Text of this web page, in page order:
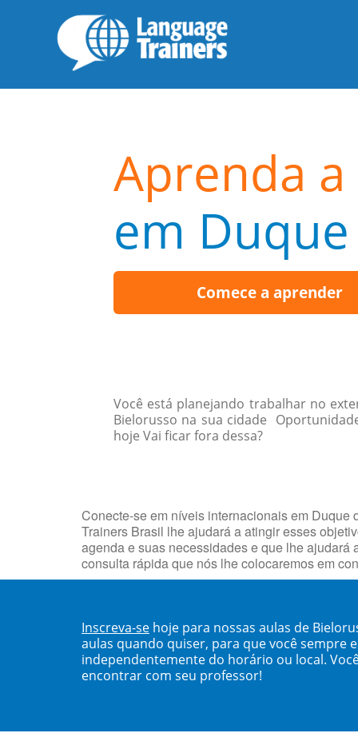
Aprenda
em
Comece a aprender
Você está planejando trabalhar no
Bielorusso na sua cidade
hoje Vai ficar fora dessa?
Conecte-se em níveis internacionais em
Trainers Brasil lhe ajudará a atingir esses
agenda e suas necessidades e que lhe ajudará
consulta rápida que nós lhe colocaremos em
Inscreva-se hoje para nossas aulas de
aulas quando quiser, para que você sempre
independentemente do horário ou local.
encontrar com seu professor!